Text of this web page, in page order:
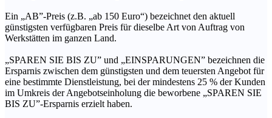
Ein „AB”-Preis (z.B. „ab 150 Euro“) bezeichnet den aktuell
günstigsten verfügbaren Preis für dieselbe Art von Auftrag von
Werkstätten im ganzen Land.
„SPAREN SIE BIS ZU” und „EINSPARUNGEN” bezeichnen die
Ersparnis zwischen dem günstigsten und dem teuersten Angebot für
eine bestimmte Dienstleistung, bei der mindestens 25 % der Kunden
im Umkreis der Angebotseinholung die beworbene „SPAREN SIE
BIS ZU”-Ersparnis erzielt haben.